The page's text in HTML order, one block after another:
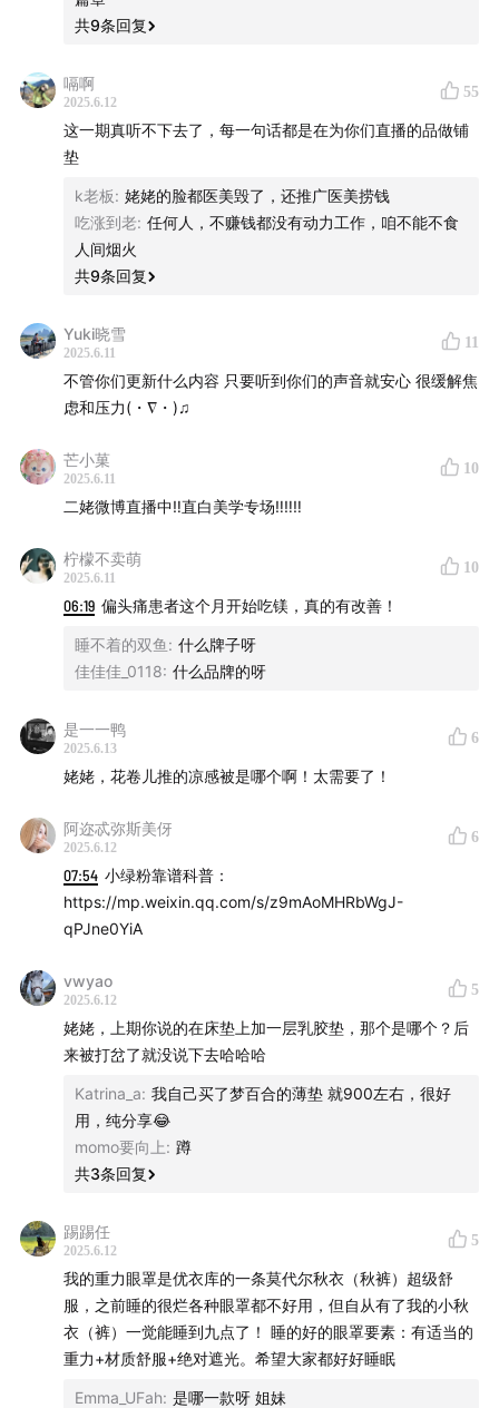
包床头靠垫，土床早已今非昔比
共9条回复
嗝啊
2025.6.12
55
这一期真听不下去了，每一句话都是在为你们直播的品做铺
垫
k老板: 姥姥的脸都医美毁了，还推广医美捞钱
吃涨到老: 任何人，不赚钱都没有动力工作，咱不能不食
人间烟火
共9条回复
Yuki晓雪
2025.6.11
11
不管你们更新什么内容 只要听到你们的声音就安心 很缓解焦
虑和压力(・∇・)♫
芒小菓
2025.6.11
10
二姥微博直播中‼️直白美学专场‼️‼️‼️
柠檬不卖萌
2025.6.11
10
06:19 偏头痛患者这个月开始吃镁，真的有改善！
睡不着的双鱼 : 什么牌子呀
佳佳佳_0118: 什么品牌的呀
是一一鸭
2025.6.13
6
姥姥，花卷儿推的凉感被是哪个啊！太需要了！
阿迩忒弥斯美伢
2025.6.12
6
07:54 小绿粉靠谱科普：
https://mp.weixin.qq.com/s/z9mAoMHRbWgJ-
qPJne0YiA
vwyao
2025.6.12
5
姥姥，上期你说的在床垫上加一层乳胶垫，那个是哪个？后
来被打岔了就没说下去哈哈哈
Katrina_a: 我自己买了梦百合的薄垫 就900左右，很好
用，纯分享😂
momo要向上: 蹲
共3条回复
踢踢任
2025.6.12
5
我的重力眼罩是优衣库的一条莫代尔秋衣（秋裤）超级舒
服，之前睡的很烂各种眼罩都不好用，但自从有了我的小秋
衣（裤）一觉能睡到九点了！ 睡的好的眼罩要素：有适当的
重力+材质舒服+绝对遮光。希望大家都好好睡眠
Emma_UFah: 是哪一款呀 姐妹